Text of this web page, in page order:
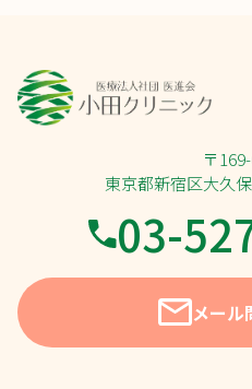
〒
東京都新宿区大久
03-
メール